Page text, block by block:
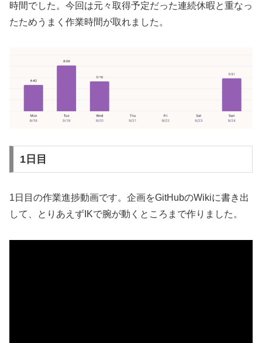
時間でした。今回は元々取得予定だった連続休暇と重なっ
たためうまく作業時間が取れました。
1日目
1日目の作業進捗動画です。企画をGitHubのWikiに書き出
して、とりあえずIKで腕が動くところまで作りました。